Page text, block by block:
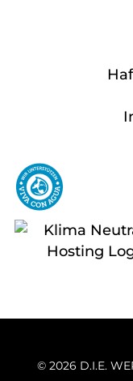
© 2026 D.I.E.